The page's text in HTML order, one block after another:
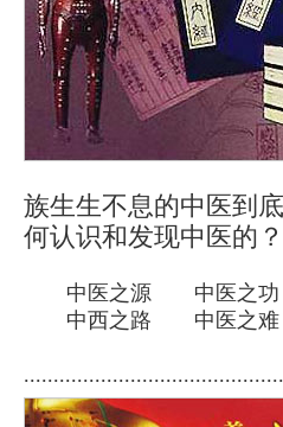
族生生不息的中医到
何认识和发现中医的？
中医之源
中医之功
中西之路
中医之难